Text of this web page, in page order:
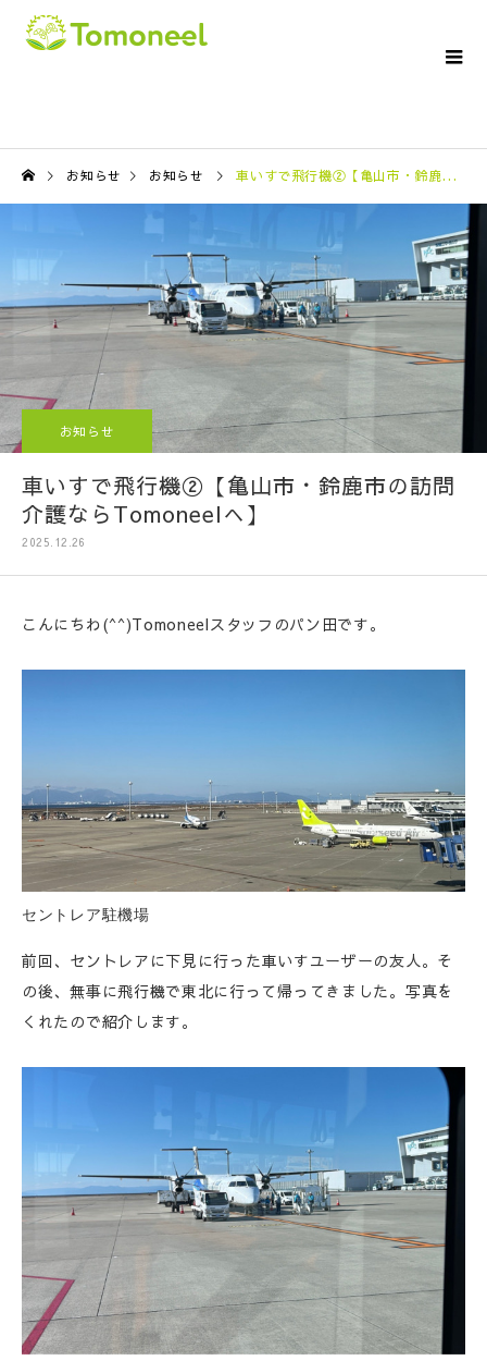
お知らせ お知らせ 車いすで飛行機②【亀山市・鈴鹿市の訪問介護ならTomoneelへ】
お知らせ
車いすで飛行機②【亀山市・鈴鹿市の訪問
介護ならTomoneelへ】
2025.12.26
こんにちわ(^^)Tomoneelスタッフのパン田です。
セントレア駐機場
前回、セントレアに下見に行った車いすユーザーの友人。そ
の後、無事に飛行機で東北に行って帰ってきました。写真を
くれたので紹介します。